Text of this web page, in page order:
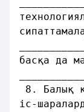
басқа да
8. Балық
iс-